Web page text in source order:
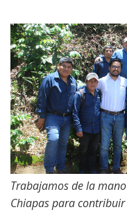
Trabajamos de la
Chiapas para